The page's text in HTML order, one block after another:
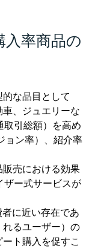
入率商品の
な品目として
、ジュエリーな
取引総額）を高め
ョン率）、紹介率
売における効果
ザー式サービスが
に近い存在であ
れるユーザー）の
ト購入を促すこ